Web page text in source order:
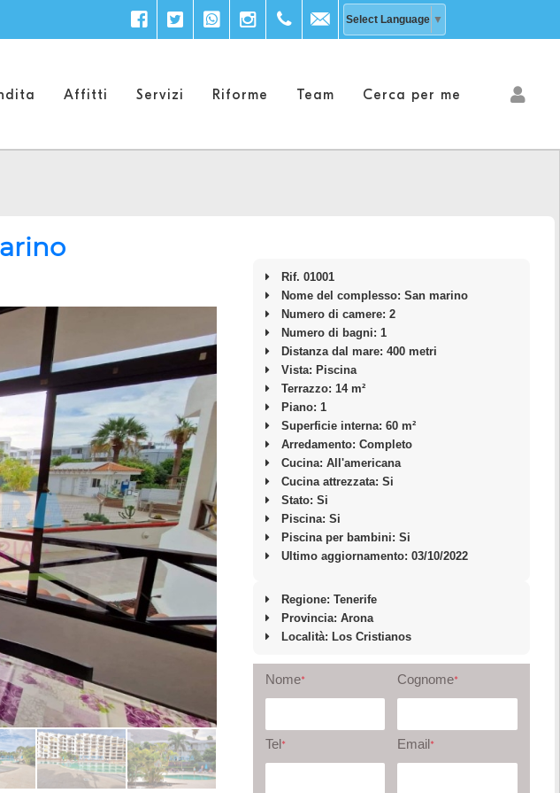
FacebookTwitter WhatsAppInstagram
+39
203
info@explora-
Select Language ▼
Affitti Servizi Riforme Team Cerca per me
Rif. 01001
Nome del complesso: San marino
Numero di camere: 2
Numero di bagni: 1
Distanza dal mare: 400 metri
Vista: Piscina
Terrazzo: 14 m²
Piano: 1
Superficie interna: 60 m²
Arredamento: Completo
Cucina: All'americana
Cucina attrezzata: Si
Stato: Si
Piscina: Si
Piscina per bambini: Si
Ultimo aggiornamento: 03/10/2022
Regione: Tenerife
Provincia: Arona
Località: Los Cristianos
Nome* Cognome*
Tel* Email*